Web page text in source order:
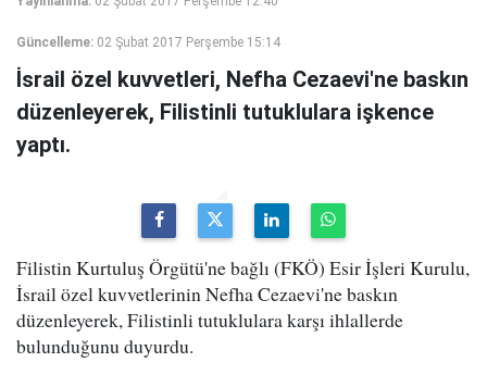
Güncelleme: 02 Şubat 2017 Perşembe 15:14
İsrail özel kuvvetleri, Nefha Cezaevi'ne baskın
düzenleyerek, Filistinli tutuklulara işkence
yaptı.
Filistin Kurtuluş Örgütü'ne bağlı (FKÖ) Esir İşleri Kurulu,
İsrail özel kuvvetlerinin Nefha Cezaevi'ne baskın
düzenleyerek, Filistinli tutuklulara karşı ihlallerde
bulunduğunu duyurdu.